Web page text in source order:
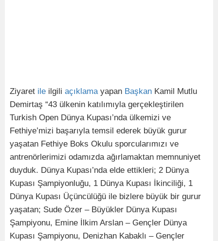
Ziyaret ile ilgili açıklamayapan Başkan Kamil Mutlu
Demirtaş “43 ülkenin katılımıyla gerçekleştirilen
Turkish Open Dünya Kupası’nda ülkemizi ve
Fethiye’mizi başarıyla temsil ederek büyük gurur
yaşatan Fethiye Boks Okulu sporcularımızı ve
antrenörlerimizi odamızda ağırlamaktan memnuniyet
duyduk. Dünya Kupası’nda elde ettikleri; 2 Dünya
Kupası Şampiyonluğu, 1 Dünya Kupası İkinciliği, 1
Dünya Kupası Üçüncülüğü ile bizlere büyük bir gurur
yaşatan; Sude Özer – Büyükler Dünya Kupası
Şampiyonu, Emine İlkim Arslan – Gençler Dünya
Kupası Şampiyonu, Denizhan Kabaklı – Gençler